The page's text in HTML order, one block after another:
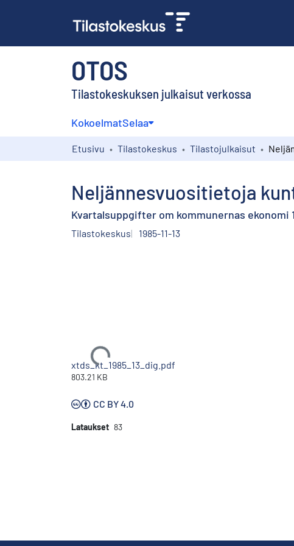
OTOS
Tilastokeskuksen julkaisut verkossa
KokoelmatSelaa
Etusivu Tilastokeskus Tilastojulkaisut
Neljännesvuositietoja
Kvartalsuppgifter om kommunernas ekonomi
Tilastokeskus 1985-11-13
Ladataan...
xtds_kt_1985_13_dig.pdf
803.21 KB
CC BY 4.0
Lataukset 83